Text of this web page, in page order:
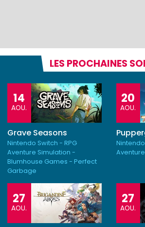
LES PROCHAINES
14
AOU.
Grave Seasons
Nintendo Switch - RPG
Aventure Simulation -
Blumhouse Games - Perfect
Garbage
20
AOU.
27
AOU.
27
AOU.